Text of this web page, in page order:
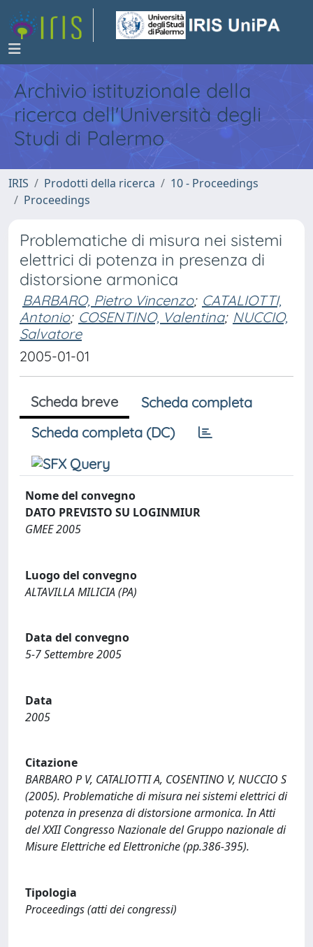
Archivio istituzionale della
ricerca dell'Università degli
Studi di Palermo
IRIS Prodotti della ricerca
10 - Proceedings
Proceedings
Problematiche di misura nei sistemi
elettrici di potenza in presenza di
distorsione armonica
BARBARO, Pietro Vincenzo; CATALIOTTI,
Antonio; COSENTINO, Valentina; NUCCIO,
Salvatore
2005-01-01
Scheda breve
Scheda completa
Scheda completa (DC)
Nome del convegno
DATO PREVISTO SU LOGINMIUR
GMEE 2005
Luogo del convegno
ALTAVILLA MILICIA (PA)
Data del convegno
5-7 Settembre 2005
Data
2005
Citazione
BARBARO P V, CATALIOTTI A, COSENTINO V, NUCCIO S
(2005). Problematiche di misura nei sistemi elettrici di
potenza in presenza di distorsione armonica. In Atti
del XXII Congresso Nazionale del Gruppo nazionale di
Misure Elettriche ed Elettroniche (pp.386-395).
Tipologia
Proceedings (atti dei congressi)